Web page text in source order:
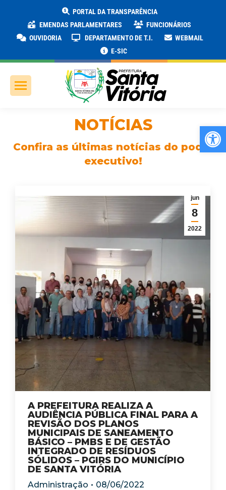
PORTAL DA TRANSPARÊNCIA
EMENDAS PARLAMENTARES
FUNCIONÁRIOS
OUVIDORIA
DEPARTAMENTO DE T.I.
WEBMAIL
E-SIC
NOTÍCIAS
Confira as últimas notícias do poder
executivo!
jun
8
2022
A PREFEITURA REALIZA A
AUDIÊNCIA PÚBLICA FINAL PARA A
REVISÃO DOS PLANOS
MUNICIPAIS DE SANEAMENTO
BÁSICO – PMBS E DE GESTÃO
INTEGRADO DE RESÍDUOS
SÓLIDOS – PGIRS DO MUNICÍPIO
DE SANTA VITÓRIA
Administração 08/06/2022